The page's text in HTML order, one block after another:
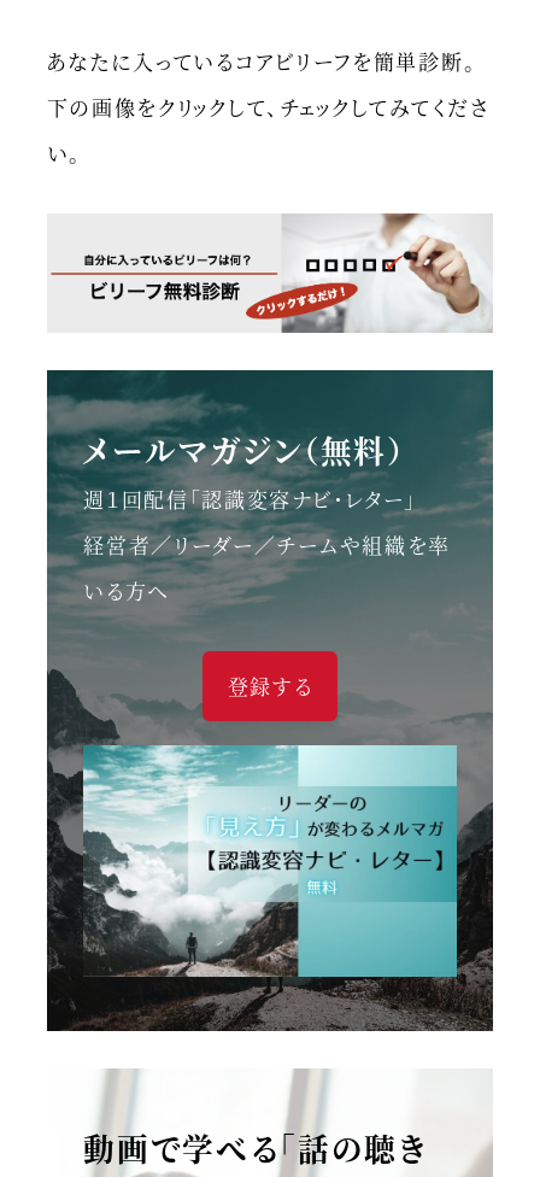
あなたに入っているコアビリーフを簡単診断。
下の画像をクリックして、チェックしてみてくださ
い。
メールマガジン（無料）
週１回配信「認識変容ナビ・レター」
経営者／リーダー／チームや組織を率
いる方へ
登録する
動画で学べる「話の聴き